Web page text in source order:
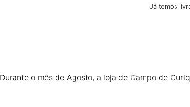
Já temos
Durante o mês de Agosto, a loja de Campo de